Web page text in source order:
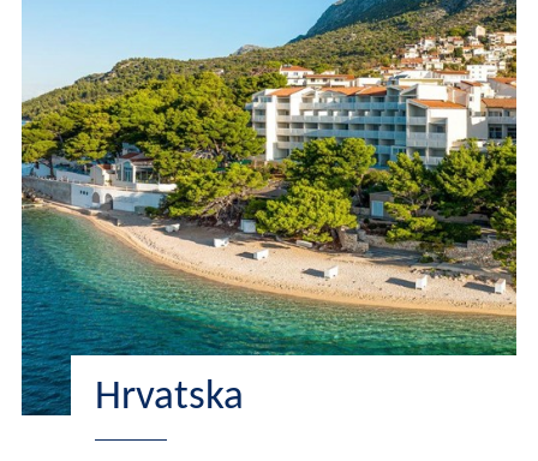
Hrvatska